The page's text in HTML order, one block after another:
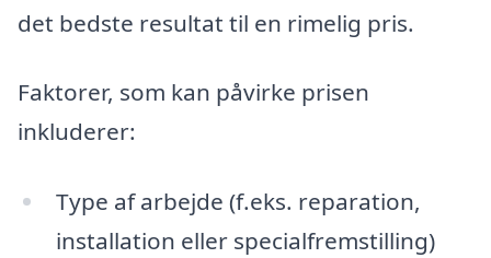
det bedste resultat til en rimelig pris.
Faktorer, som kan påvirke prisen
inkluderer:
Type af arbejde (f.eks. reparation,
installation eller specialfremstilling)